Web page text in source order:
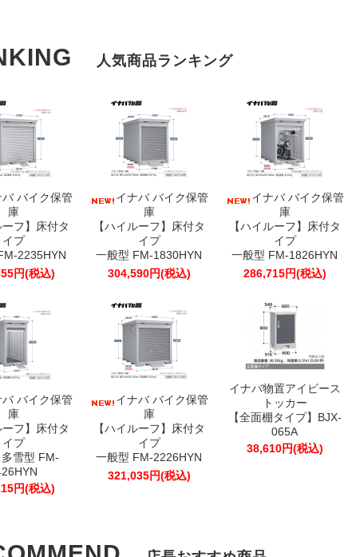
人気商品ランキング
バ バイク保管
庫
ーフ】床付タ
イプ
2235HYN
円(税込)
イナバ バイク保管
庫
【ハイルーフ】床付タ
イプ
一般型 FM-1830HYN
304,590円(税込)
イナバ バイク保管
庫
【ハイルーフ】床付タ
イプ
一般型 FM-1826HYN
286,715円(税込)
バ バイク保管
庫
ーフ】床付タ
イプ
雪型 FM-
円(税込)
イナバ バイク保管
庫
【ハイルーフ】床付タ
イプ
一般型 FM-2226HYN
321,035円(税込)
イナバ物置アイビース
トッカー
【全面棚タイプ】BJX-
065A
38,610円(税込)